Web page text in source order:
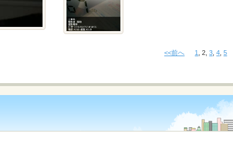
<<前へ 1 ,2 ,3 ,4 ,5